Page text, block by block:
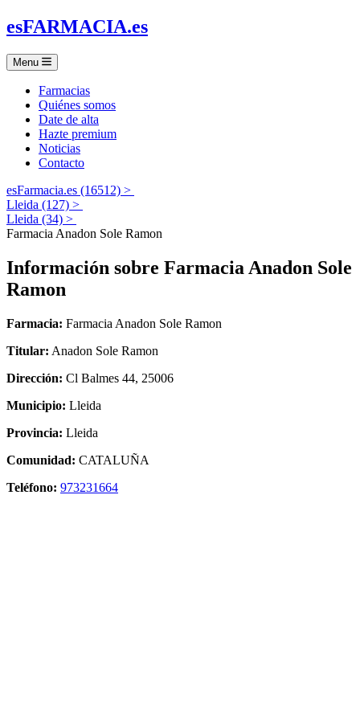
esFARMACIA.es
Menu
Farmacias
Quiénes somos
Date de alta
Hazte premium
Noticias
Contacto
esFarmacia.es (16512) >
Lleida (127) >
Lleida (34) >
Farmacia Anadon Sole Ramon
Información sobre Farmacia Anadon Sole
Ramon
Farmacia: Farmacia Anadon Sole Ramon
Titular: Anadon Sole Ramon
Dirección: Cl Balmes 44, 25006
Municipio: Lleida
Provincia: Lleida
Comunidad: CATALUÑA
Teléfono: 973231664